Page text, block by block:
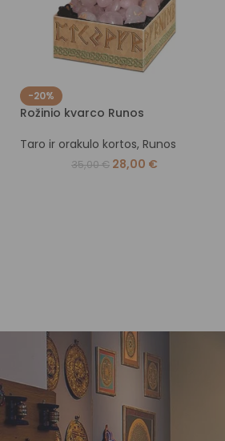
-20%
Rožinio kvarco Runos
Taro ir orakulo kortos, Runos
35,00€ 28,00 €